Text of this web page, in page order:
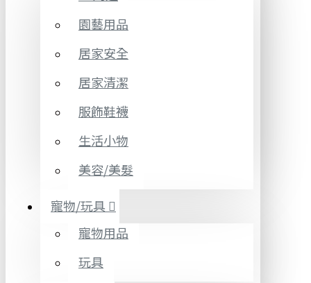
園藝用品
居家安全
居家清潔
服飾鞋襪
生活小物
美容/美髮
寵物/玩具
寵物用品
玩具